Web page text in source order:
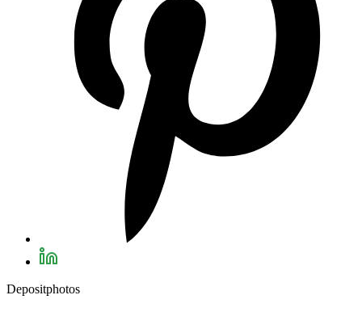
Depositphotos